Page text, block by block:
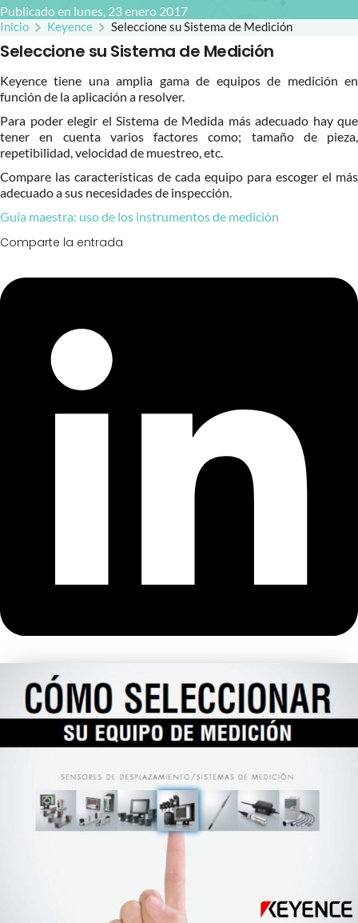
Publicado en lunes, 23 enero 2017
Inicio Keyence Seleccione su Sistema de Medición
Seleccione su Sistema de Medición
Keyence tiene una amplia gama de equipos de medición en
función de la aplicación a resolver.
Para poder elegir el Sistema de Medida más adecuado hay que
tener en cuenta varios factores como; tamaño de pieza,
repetibilidad, velocidad de muestreo, etc.
Compare las características de cada equipo para escoger el más
adecuado a sus necesidades de inspección.
Guía maestra: uso de los instrumentos de medición
Comparte la entrada